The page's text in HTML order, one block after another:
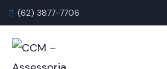
(62) 3877-7706